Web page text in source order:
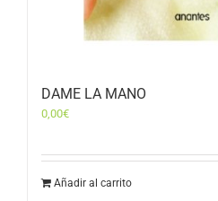
DAME LA MANO
0,00€
Añadir al carrito